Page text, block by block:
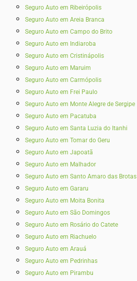
Seguro Auto em Ribeirópolis
Seguro Auto em Areia Branca
Seguro Auto em Campo do Brito
Seguro Auto em Indiaroba
Seguro Auto em Cristinápolis
Seguro Auto em Maruim
Seguro Auto em Carmópolis
Seguro Auto em Frei Paulo
Seguro Auto em Monte Alegre de Sergipe
Seguro Auto em Pacatuba
Seguro Auto em Santa Luzia do Itanhi
Seguro Auto em Tomar do Geru
Seguro Auto em Japoatã
Seguro Auto em Malhador
Seguro Auto em Santo Amaro das Brotas
Seguro Auto em Gararu
Seguro Auto em Moita Bonita
Seguro Auto em São Domingos
Seguro Auto em Rosário do Catete
Seguro Auto em Riachuelo
Seguro Auto em Arauá
Seguro Auto em Pedrinhas
Seguro Auto em Pirambu